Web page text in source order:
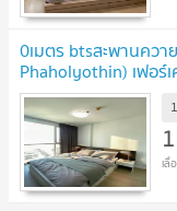
0เมตร btsสะพานควา
Phaholyothin) เฟอร์